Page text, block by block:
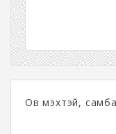
Ов мэхтэй,